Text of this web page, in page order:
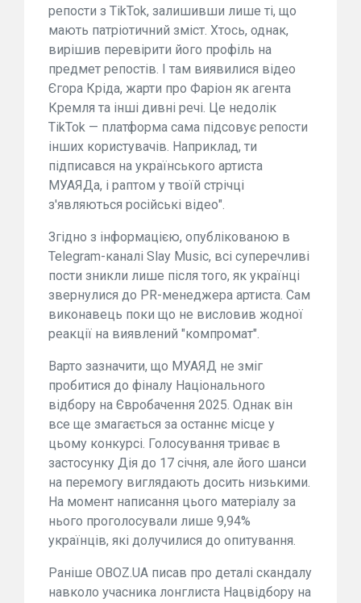
репости з TikTok, залишивши лише ті, що
мають патріотичний зміст. Хтось, однак,
вирішив перевірити його профіль на
предмет репостів. І там виявилися відео
Єгора Кріда, жарти про Фаріон як агента
Кремля та інші дивні речі. Це недолік
TikTok — платформа сама підсовує репости
інших користувачів. Наприклад, ти
підписався на українського артиста
МУАЯДа, і раптом у твоїй стрічці
з'являються російські відео".
Згідно з інформацією, опублікованою в
Telegram-каналі Slay Music, всі суперечливі
пости зникли лише після того, як українці
звернулися до PR-менеджера артиста. Сам
виконавець поки що не висловив жодної
реакції на виявлений "компромат".
Варто зазначити, що МУАЯД не зміг
пробитися до фіналу Національного
відбору на Євробачення 2025. Однак він
все ще змагається за останнє місце у
цьому конкурсі. Голосування триває в
застосунку Дія до 17 січня, але його шанси
на перемогу виглядають досить низькими.
На момент написання цього матеріалу за
нього проголосували лише 9,94%
українців, які долучилися до опитування.
Раніше OBOZ.UA писав про деталі скандалу
навколо учасника лонглиста Нацвідбору на